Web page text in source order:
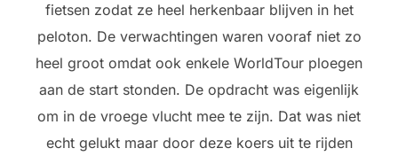
fietsen zodat ze heel herkenbaar blijven in het
peloton. De verwachtingen waren vooraf niet zo
heel groot omdat ook enkele WorldTour ploegen
aan de start stonden. De opdracht was eigenlijk
om in de vroege vlucht mee te zijn. Dat was niet
echt gelukt maar door deze koers uit te rijden